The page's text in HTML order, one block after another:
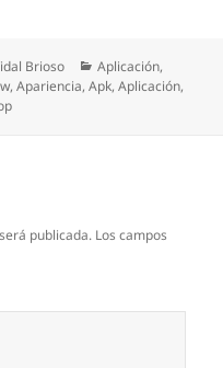
Brioso Categorías
Aplicación,
,Apariencia,Apk,Aplicación,
publicada. Los campos